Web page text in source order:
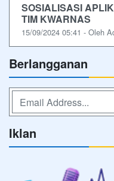
SOSIALISASI
TIM KWARNAS
15/09/2024 05:41 - Oleh
Berlangganan
Iklan